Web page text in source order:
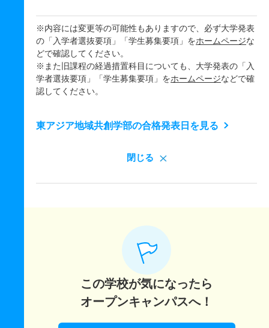
※内容には変更等の可能性もありますので、必ず大学発表
の「入学者選抜要項」「学生募集要項」をホームページな
どで確認してください。
※また旧課程の経過措置科目についても、大学発表の「入
学者選抜要項」「学生募集要項」をホームページなどで確
認してください。
東アジア地域共創学部の合格発表日を見る
閉じる
この学校が気になったら
オープンキャンパスへ！